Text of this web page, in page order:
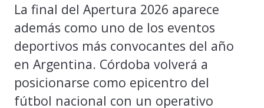
La final del Apertura 2026 aparece
además como uno de los eventos
deportivos más convocantes del año
en Argentina. Córdoba volverá a
posicionarse como epicentro del
fútbol nacional con un operativo